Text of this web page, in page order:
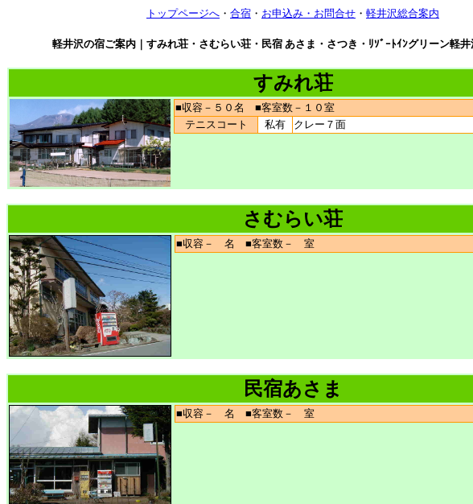
トップページへ ・ 合宿 ・ お申込み・お問合せ ・ 軽井沢総合案内
軽井沢の宿ご案内｜すみれ荘・さむらい荘・民宿 あさま・さつき・ﾘｿﾞｰﾄｲﾝグリーン軽
すみれ荘
■収容－５０名 ■客室数－１０室
テニスコート
私有 クレー７面
さむらい荘
■収容－ 名 ■客室数－ 室
民宿あさま
■収容－ 名 ■客室数－ 室